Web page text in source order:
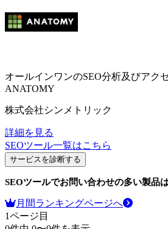
オールインワンのSEO分析及びアク
ANATOMY
株式会社シンメトリック
詳細を見る
SEOツール一覧はこちら
サービスを診断する
SEOツールでお問い合わせの多い製品
月間ランキングページへ
1ページ目